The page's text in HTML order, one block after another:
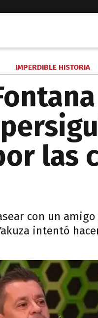
IMPERDIBLE HISTORIA
las
con un
intentó